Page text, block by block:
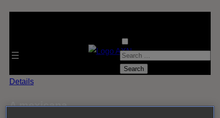
S
c
Details
A mexicana